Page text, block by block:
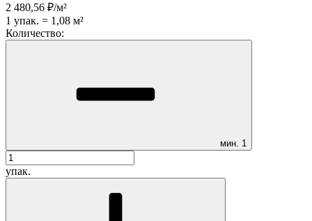
2 480,56 ₽/м²
1 упак. = 1,08 м²
Количество:
мин. 1
упак.